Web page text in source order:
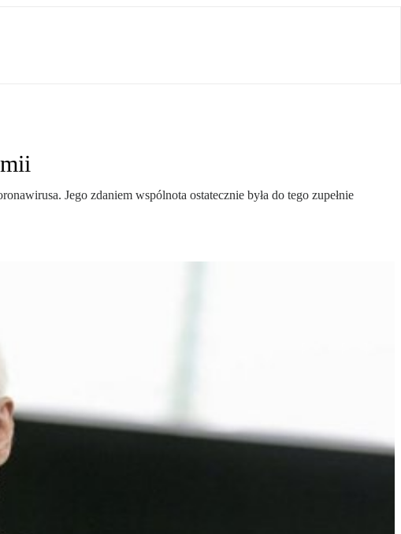
Jego zdaniem wspólnota ostatecznie była do tego zupełnie